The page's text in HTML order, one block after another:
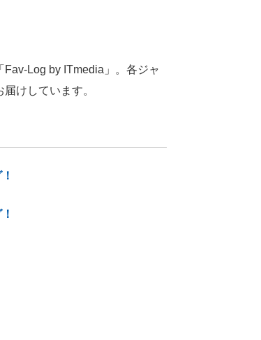
Log by ITmedia」。各ジャ
けしています。